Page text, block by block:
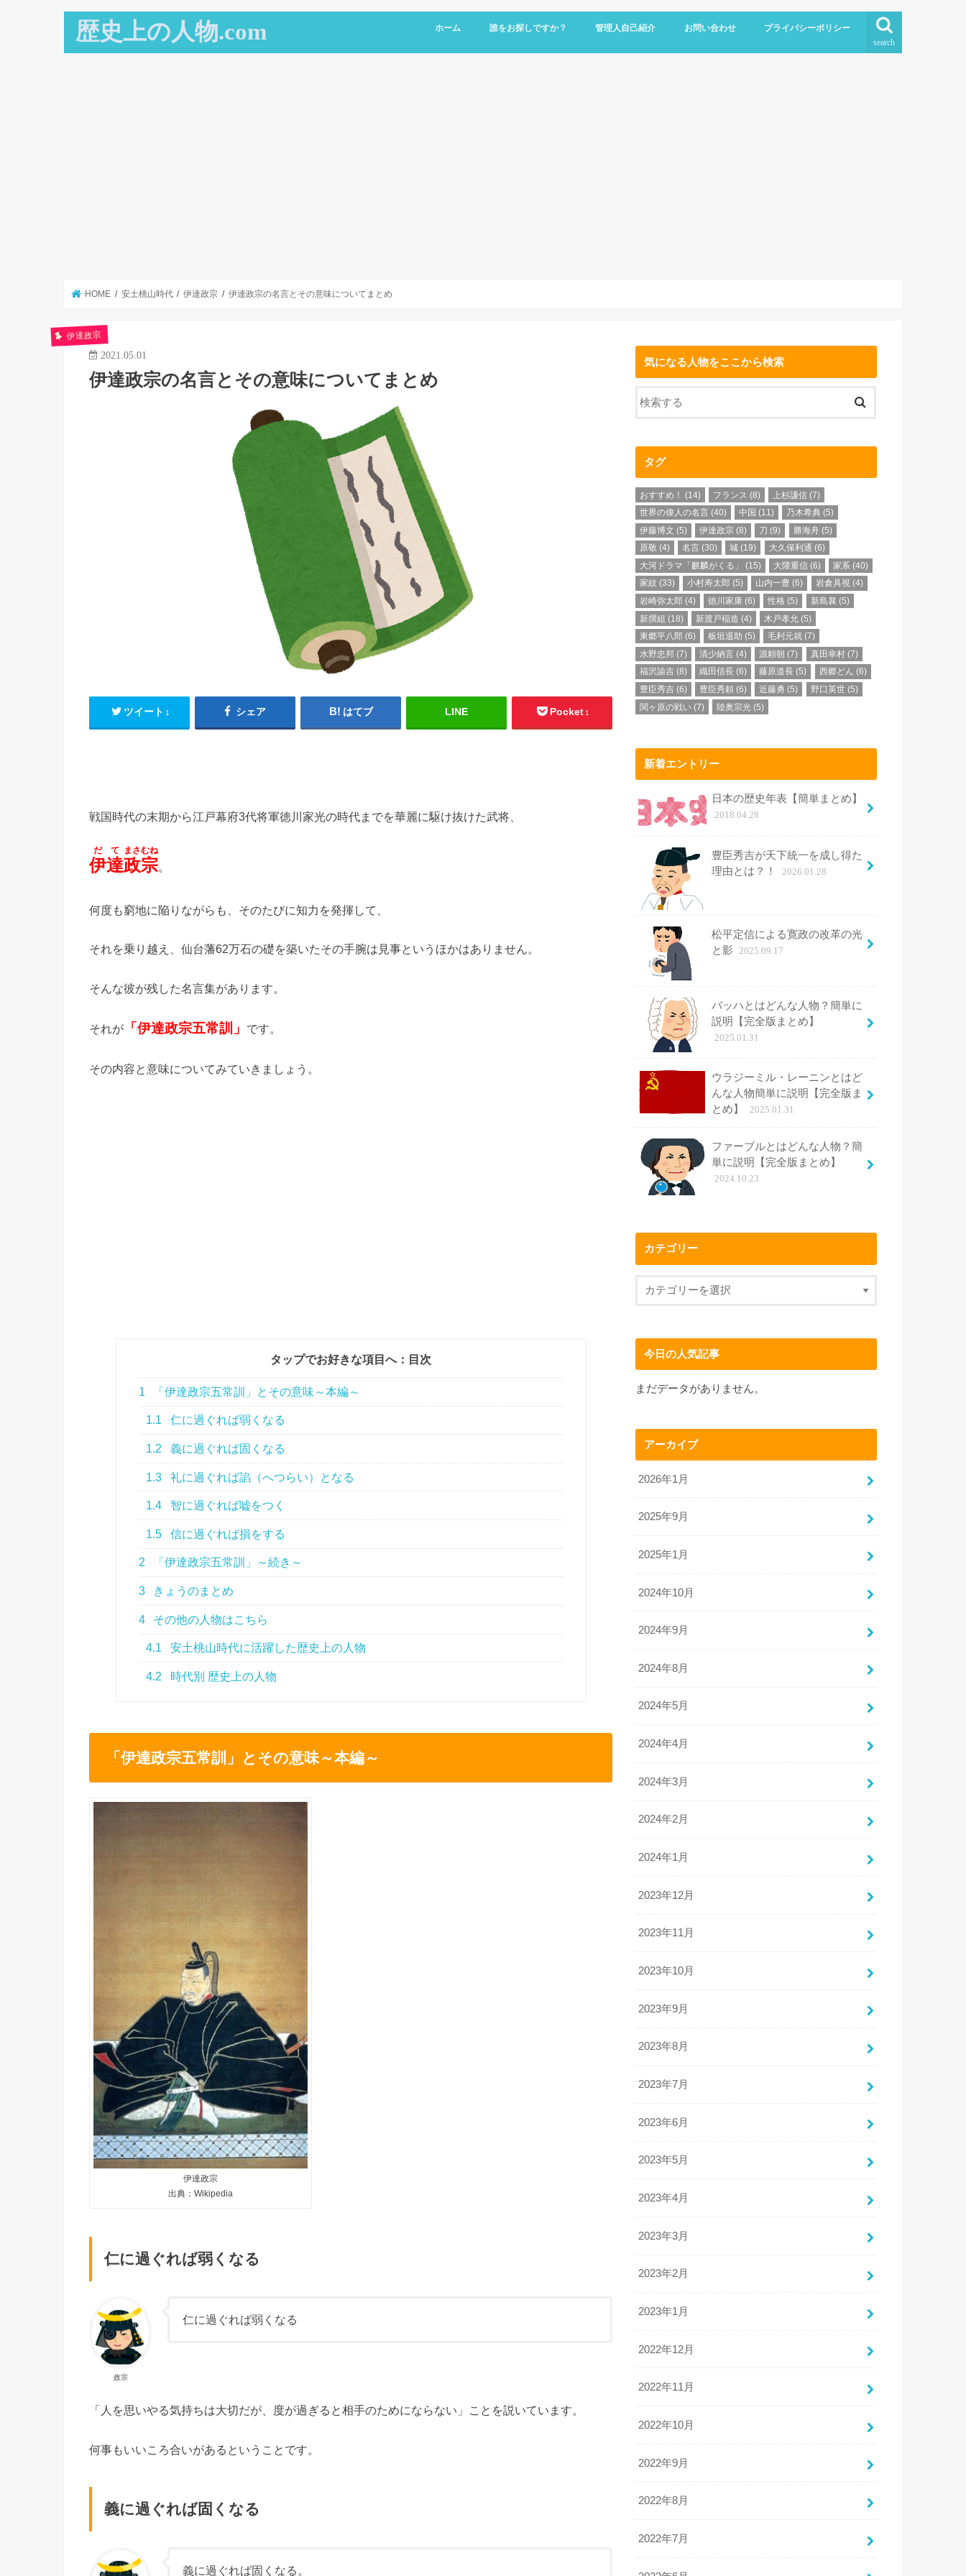
歴史上の人物.com search
ホーム 誰をお探しですか？ 管理人自己紹介 お問い合わせ プライバシーポリシー
HOME 安土桃山時代 伊達政宗 伊達政宗の名言とその意味についてまとめ
伊達政宗
2021.05.01
伊達政宗の名言とその意味についてまとめ
ツイート 1 シェア はてブ LINE Pocket 1
戦国時代の末期から江戸幕府3代将軍徳川家光の時代までを華麗に駆け抜けた武将、
伊達
だて
政宗
まさむね
。
何度も窮地に陥りながらも、そのたびに知力を発揮して、
それを乗り越え、仙台藩62万石の礎を築いたその手腕は見事というほかはありません。
そんな彼が残した名言集があります。
それが 「伊達政宗五常訓」 です。
その内容と意味についてみていきましょう。
タップでお好きな項目へ：目次
1 「伊達政宗五常訓」とその意味～本編～
1.1 仁に過ぐれば弱くなる
1.2 義に過ぐれば固くなる
1.3 礼に過ぐれば諂（へつらい）となる
1.4 智に過ぐれば嘘をつく
1.5 信に過ぐれば損をする
2 「伊達政宗五常訓」～続き～
3 きょうのまとめ
4 その他の人物はこちら
4.1 安土桃山時代に活躍した歴史上の人物
4.2 時代別 歴史上の人物
「伊達政宗五常訓」とその意味～本編～
伊達政宗
出典：Wikipedia
仁に過ぐれば弱くなる
政宗
仁に過ぐれば弱くなる
「人を思いやる気持ちは大切だが、度が過ぎると相手のためにならない」ことを説いています。
何事もいいころ合いがあるということです。
義に過ぐれば固くなる
義に過ぐれば固くなる。
気になる人物をここから検索
タグ
おすすめ！ (14) フランス (8) 上杉謙信 (7)
世界の偉人の名言 (40) 中国 (11) 乃木希典 (5)
伊藤博文 (5) 伊達政宗 (8) 刀 (9) 勝海舟(5)
原敬 (4) 名言 (30) 城 (19) 大久保利通 (6)
大河ドラマ「麒麟がくる」
(15) 大隈重信 (6) 家系 (40)
家紋 (33) 小村寿太郎 (5) 山内一豊 (6) 岩倉具視(4)
岩崎弥太郎 (4) 徳川家康 (6) 性格 (5) 新島襄 (5)
新撰組 (18) 新渡戸稲造 (4) 木戸孝允 (5)
東郷平八郎 (6) 板垣退助 (5) 毛利元就 (7)
水野忠邦 (7) 清少納言 (4) 源頼朝 (7) 真田幸村(7)
福沢諭吉 (8) 織田信長 (6) 藤原道長 (5) 西郷どん (6)
豊臣秀吉 (6) 豊臣秀頼 (6) 近藤勇 (5) 野口英世(5)
関ヶ原の戦い (7) 陸奥宗光 (5)
新着エントリー
日本の歴史年表【簡単まとめ】
2018.04.28
豊臣秀吉が天下統一を成し得た
理由とは？！
2026.01.28
松平定信による寛政の改革の光
と影
2025.09.17
バッハとはどんな人物？簡単に
説明【完全版まとめ】
2025.01.31
ウラジーミル・レーニンとはど
んな人物簡単に説明【完全版ま
とめ】
2025.01.31
ファーブルとはどんな人物？簡
単に説明【完全版まとめ】
2024.10.23
カテゴリー
今日の人気記事
まだデータがありません。
アーカイブ
2026年1月
2025年9月
2025年1月
2024年10月
2024年9月
2024年8月
2024年5月
2024年4月
2024年3月
2024年2月
2024年1月
2023年12月
2023年11月
2023年10月
2023年9月
2023年8月
2023年7月
2023年6月
2023年5月
2023年4月
2023年3月
2023年2月
2023年1月
2022年12月
2022年11月
2022年10月
2022年9月
2022年8月
2022年7月